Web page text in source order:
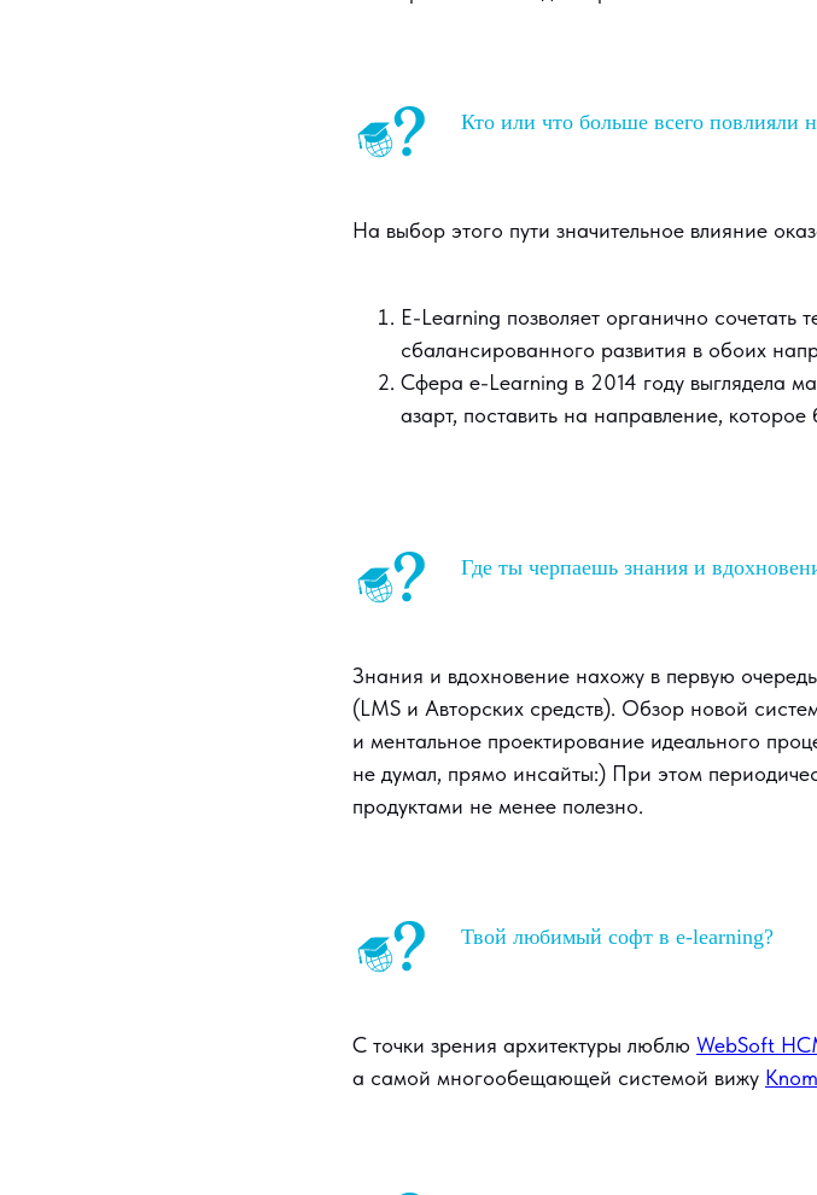
Кто или что больше всего повлияли
На выбор этого пути значительное влияние
E-Learning позволяет органично сочетать
сбалансированного развития в обоих
Сфера e-Learning в 2014 году выглядела
азарт, поставить на направление, которое
Где ты черпаешь знания и
Знания и вдохновение нахожу в первую
(LMS и Авторских средств). Обзор новой
и ментальное проектирование идеального
не думал, прямо инсайты:) При этом
продуктами не менее полезно.
Твой любимый софт в e-learning?
С точки зрения архитектуры люблю WebSoft
а самой многообещающей системой вижу